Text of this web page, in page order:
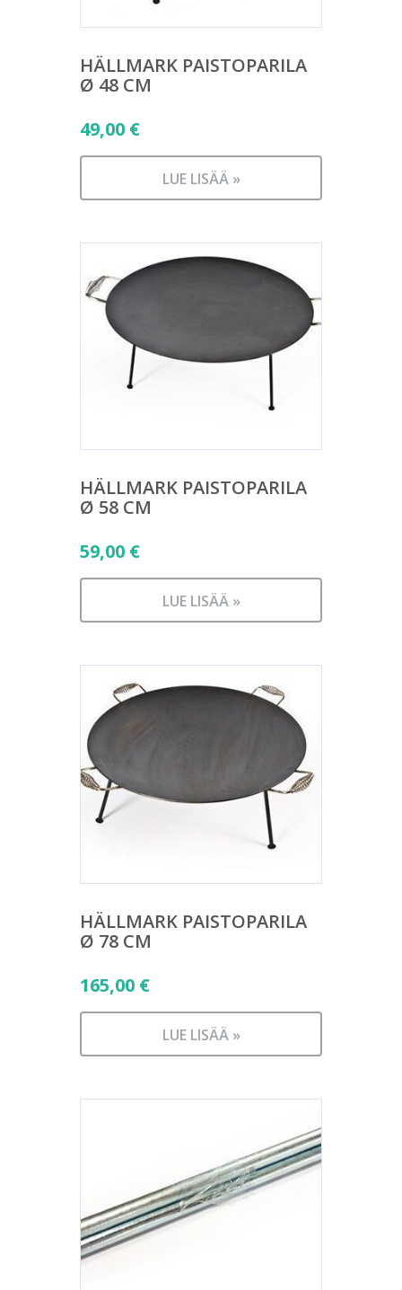
HÄLLMARK PAISTOPARILA
Ø 48 CM
49,00 €
LUE LISÄÄ »
HÄLLMARK PAISTOPARILA
Ø 58 CM
59,00 €
LUE LISÄÄ »
HÄLLMARK PAISTOPARILA
Ø 78 CM
165,00 €
LUE LISÄÄ »